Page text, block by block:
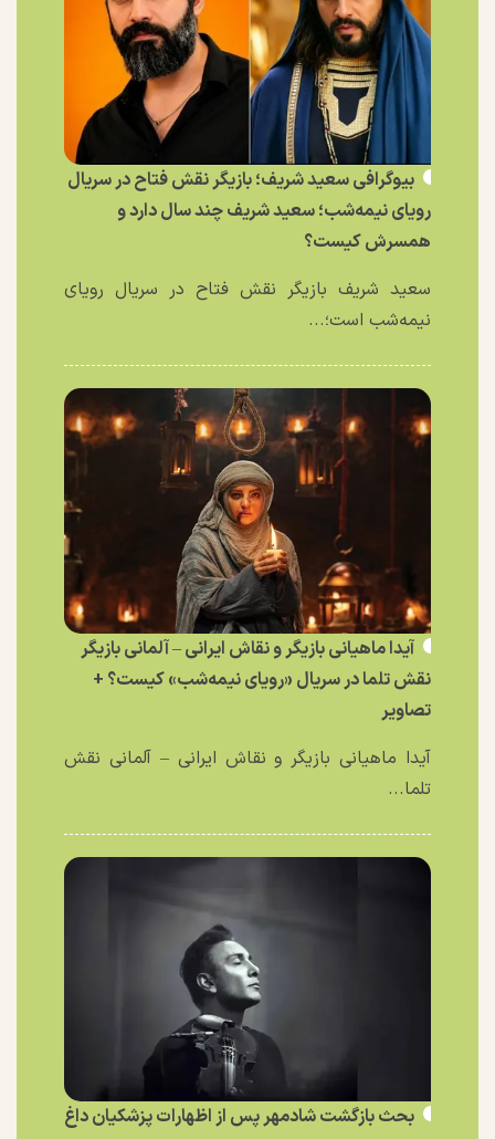
بیوگرافی سعید شریف؛ بازیگر نقش فتاح در سریال
رویای نیمه‌شب؛ سعید شریف چند سال دارد و
همسرش کیست؟
سعید شریف بازیگر نقش فتاح در سریال رویای
نیمه‌شب است؛...
آیدا ماهیانی بازیگر و نقاش ایرانی – آلمانی بازیگر
نقش تلما در سریال «رویای نیمه‌شب» کیست؟ +
تصاویر
آیدا ماهیانی بازیگر و نقاش ایرانی – آلمانی نقش
تلما...
بحث بازگشت شادمهر پس از اظهارات پزشکیان داغ